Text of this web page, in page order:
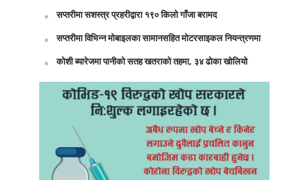
सप्तरीमा सशस्त्र प्रहरीद्वारा १९० किलो गाँजा बरामद
सप्तरीमा विभिन्न मोबाइलका सामानसहित मोटरसाइकल नियन्त्रणमा
कोशी ब्यारेजमा पानीको सतह खतराको तहमा, ३४ ढोका खोलियो